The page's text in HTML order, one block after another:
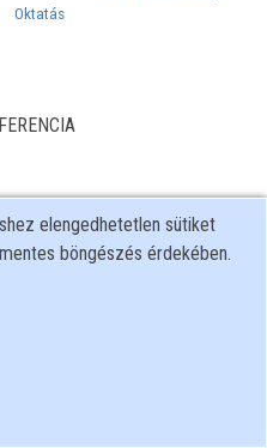
Oktatás
elengedhetetlen sütiket
böngészés érdekében.